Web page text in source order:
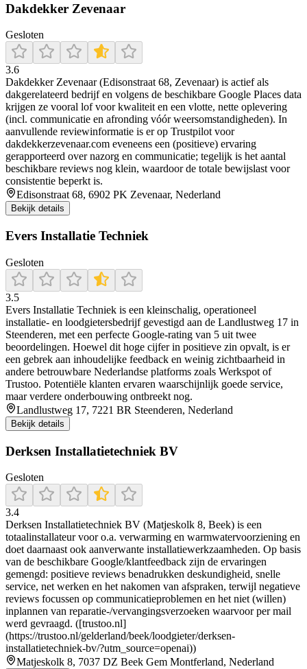
Dakdekker Zevenaar
Gesloten
3.6
Dakdekker Zevenaar (Edisonstraat 68, Zevenaar) is actief als
dakgerelateerd bedrijf en volgens de beschikbare Google Places data
krijgen ze vooral lof voor kwaliteit en een vlotte, nette oplevering
(incl. communicatie en afronding vóór weersomstandigheden). In
aanvullende reviewinformatie is er op Trustpilot voor
dakdekkerzevenaar.com eveneens een (positieve) ervaring
gerapporteerd over nazorg en communicatie; tegelijk is het aantal
beschikbare reviews nog klein, waardoor de totale bewijslast voor
consistentie beperkt is.
Edisonstraat 68, 6902 PK Zevenaar, Nederland
Bekijk details
Evers Installatie Techniek
Gesloten
3.5
Evers Installatie Techniek is een kleinschalig, operationeel
installatie- en loodgietersbedrijf gevestigd aan de Landlustweg 17 in
Steenderen, met een perfecte Google-rating van 5 uit twee
beoordelingen. Hoewel dit hoge cijfer in positieve zin opvalt, is er
een gebrek aan inhoudelijke feedback en weinig zichtbaarheid in
andere betrouwbare Nederlandse platforms zoals Werkspot of
Trustoo. Potentiële klanten ervaren waarschijnlijk goede service,
maar verdere onderbouwing ontbreekt nog.
Landlustweg 17, 7221 BR Steenderen, Nederland
Bekijk details
Derksen Installatietechniek BV
Gesloten
3.4
Derksen Installatietechniek BV (Matjeskolk 8, Beek) is een
totaalinstallateur voor o.a. verwarming en warmwatervoorziening en
doet daarnaast ook aanverwante installatiewerkzaamheden. Op basis
van de beschikbare Google/klantfeedback zijn de ervaringen
gemengd: positieve reviews benadrukken deskundigheid, snelle
service, net werken en het nakomen van afspraken, terwijl negatieve
reviews focussen op communicatieproblemen en het niet (willen)
inplannen van reparatie-/vervangingsverzoeken waarvoor per mail
werd gevraagd. ([trustoo.nl]
(https://trustoo.nl/gelderland/beek/loodgieter/derksen-
installatietechniek-bv/?utm_source=openai))
Matjeskolk 8, 7037 DZ Beek Gem Montferland, Nederland